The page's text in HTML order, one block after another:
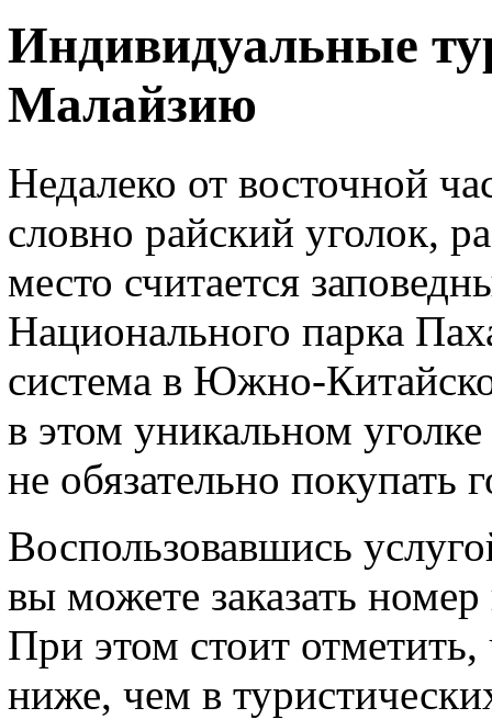
Индивидуальные
Малайзию
Недалеко от восточной
словно райский уголок,
место считается
Национального парка
система в Южно-
в этом уникальном
не обязательно покупать
Воспользовавшись
вы можете заказать
При этом стоит отметить,
ниже, чем в